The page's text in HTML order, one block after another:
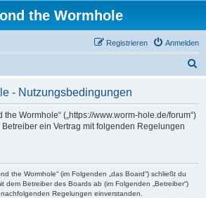
the Wormhole
Anmelden
Registrieren
- Nutzungsbedingungen
the Wormhole“ („https://www.worm-hole.de/forum“)
ein Vertrag mit folgenden Regelungen
the Wormhole“ (im Folgenden „das Board“) schließt du
dem Betreiber des Boards ab (im Folgenden „Betreiber“)
Regelungen einverstanden.